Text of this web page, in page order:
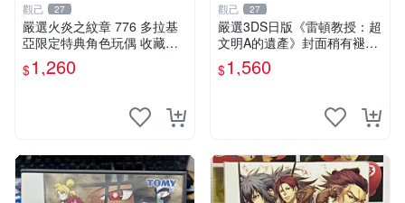
觀己 27
嚴選火炎之紋章 776 多拉基
亞限定特典角色玩偶 收藏推
薦 776 玩偶 角色 拉基
$1,260
觀己 27
嚴選3DS日版《雷頓教授：超
文明A的遺產》封面稍有褪色
全新未開封遊戲卡帶 雷頓教
授 3DS 卡帶 游玩版
$1,560